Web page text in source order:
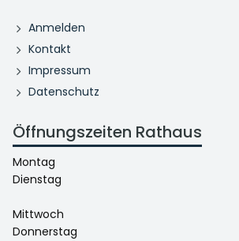
Anmelden
Kontakt
Impressum
Datenschutz
Öffnungszeiten Rathaus
Montag
Dienstag
Mittwoch
Donnerstag